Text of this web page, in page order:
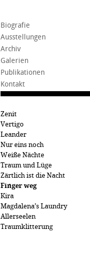
Biografie
Ausstellungen
Archiv
Galerien
Publikationen
Kontakt
Zenit
Vertigo
Leander
Nur eins noch
Weiße Nächte
Traum und Lüge
Zärtlich ist die Nacht
Finger weg
Kira
Magdalena’s Laundry
Allerseelen
Traumklitterung